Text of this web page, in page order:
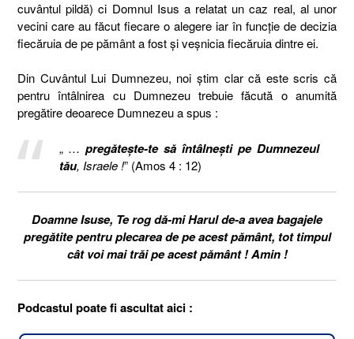
cuvântul pildă) ci Domnul Isus a relatat un caz real, al unor
vecini care au făcut fiecare o alegere iar în funcție de decizia
fiecăruia de pe pământ a fost și veșnicia fiecăruia dintre ei.
Din Cuvântul Lui Dumnezeu, noi știm clar că este scris că
pentru întâlnirea cu Dumnezeu trebuie făcută o anumită
pregătire deoarece Dumnezeu a spus :
„ …pregăteşte-te să întâlneşti pe Dumnezeul
tău, Israele !” (Amos 4 : 12)
Doamne Isuse, Te rog dă-mi Harul de-a avea bagajele
pregătite pentru plecarea de pe acest pământ, tot timpul
cât voi mai trăi pe acest pământ ! Amin !
Podcastul poate fi ascultat aici :